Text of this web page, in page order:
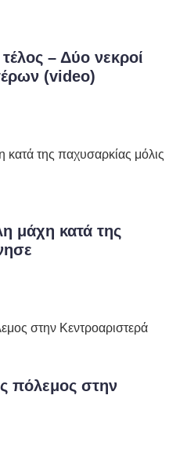
– Δύο νεκροί
(video)
μάχη κατά της
πόλεμος στην